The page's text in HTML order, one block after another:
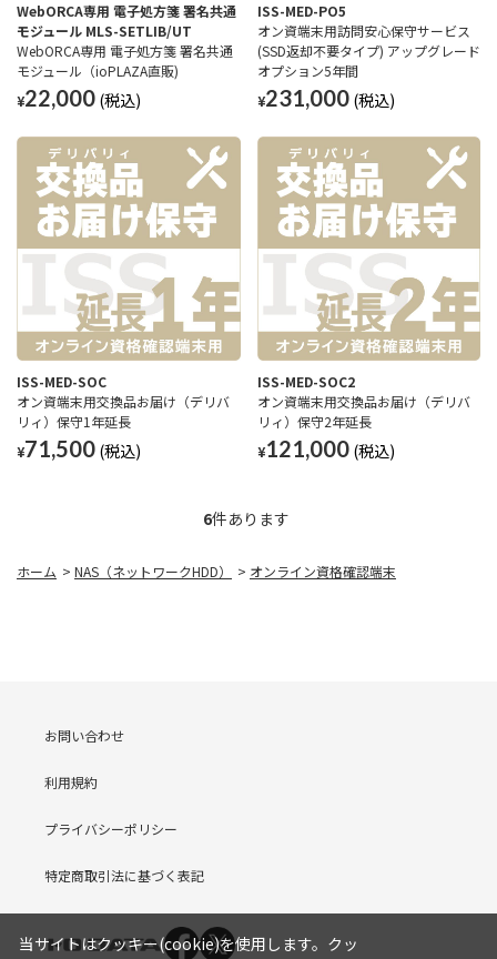
WebORCA専用 電子処方箋 署名共通
モジュール MLS-SETLIB/UT
WebORCA専用 電子処方箋 署名共通
モジュール（ioPLAZA直販)
¥22,000
ISS-MED-PO5
オン資端末用訪問安心保守サービス
(SSD返却不要タイプ) アップグレード
オプション5年間
¥231,000
ISS-MED-SOC
オン資端末用交換品お届け（デリバ
リィ）保守1年延長
¥71,500
ISS-MED-SOC2
オン資端末用交換品お届け（デリバ
リィ）保守2年延長
¥121,000
6件あります
ホーム > NAS（ネットワークHDD） > オンライン資格確認端末
お問い合わせ
利用規約
プライバシーポリシー
特定商取引法に基づく表記
当サイトはクッキー(cookie)を使用します。クッ